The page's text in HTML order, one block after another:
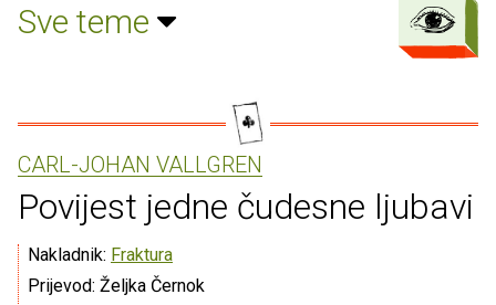
Sve teme
CARL-JOHAN VALLGREN
Povijest jedne čudesne ljubavi
Nakladnik: Fraktura
Prijevod: Željka Černok